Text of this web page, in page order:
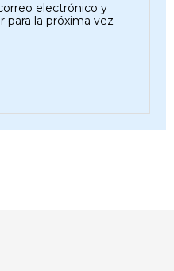
electrónico y
para la próxima vez